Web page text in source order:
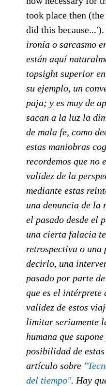
took place then
did this because...').
ironía o sarcasmo
están aquí
topsight superior
su ejemplo, un
paja; y es muy de
sacan a la luz la
de mala fe, como
estas maniobras
recordemos que
validez de la
mediante estas
una denuncia de la
el pasado desde el
una cierta falacia
retrospectiva o
decirlo, una
pasado por parte
que es el
validez de estos
limitar seriamente
humana que
posibilidad de
artículo sobre
del tiempo". Hay